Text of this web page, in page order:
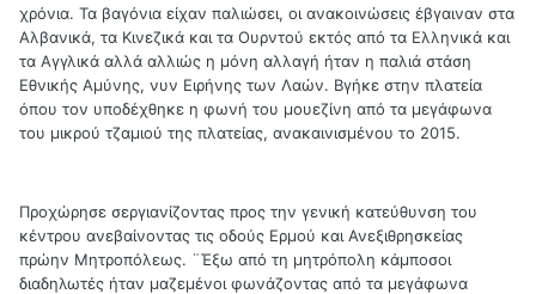
χρόνια. Τα βαγόνια είχαν παλιώσει, οι ανακοινώσεις έβγαιναν στα
Αλβανικά, τα Κινεζικά και τα Ουρντού εκτός από τα Ελληνικά και
τα Αγγλικά αλλά αλλιώς η μόνη αλλαγή ήταν η παλιά στάση
Εθνικής Αμύνης, νυν Ειρήνης των Λαών. Βγήκε στην πλατεία
όπου τον υποδέχθηκε η φωνή του μουεζίνη από τα μεγάφωνα
του μικρού τζαμιού της πλατείας, ανακαινισμένου το 2015.
Προχώρησε σεργιανίζοντας προς την γενική κατεύθυνση του
κέντρου ανεβαίνοντας τις οδούς Ερμού και Ανεξιθρησκείας
πρώην Μητροπόλεως. ¨Έξω από τη μητρόπολη κάμποσοι
διαδηλωτές ήταν μαζεμένοι φωνάζοντας από τα μεγάφωνα